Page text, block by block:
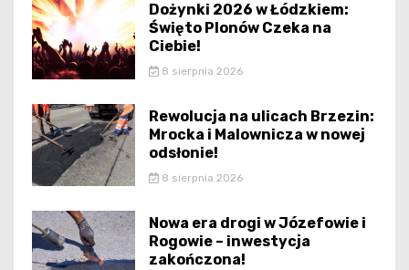
Dożynki 2026 w Łódzkiem:
Święto Plonów Czeka na
Ciebie!
8 sierpnia 2026
Rewolucja na ulicach Brzezin:
Mrocka i Malownicza w nowej
odsłonie!
8 sierpnia 2026
Nowa era drogi w Józefowie i
Rogowie – inwestycja
zakończona!